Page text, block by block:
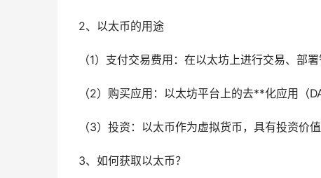
2、以太币的用途
（1）支付交易费用：在以太坊上进行交易、部
（2）购买应用：以太坊平台上的去**化应用（
（3）投资：以太币作为虚拟货币，具有投资价
3、如何获取以太币？